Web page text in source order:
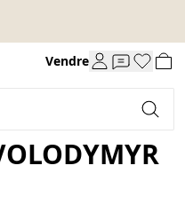
Vendre